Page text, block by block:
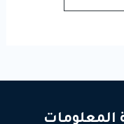
المعلومات